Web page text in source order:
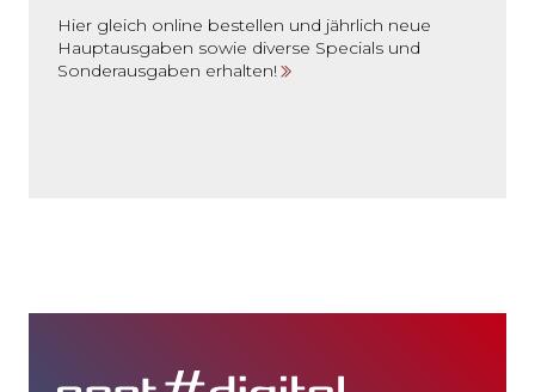
Hier gleich online bestellen und jährlich neue
Hauptausgaben sowie diverse Specials und
Sonderausgaben erhalten!